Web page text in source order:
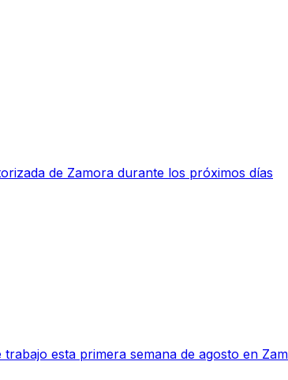
de Zamora durante los próximos días
esta primera semana de agosto en